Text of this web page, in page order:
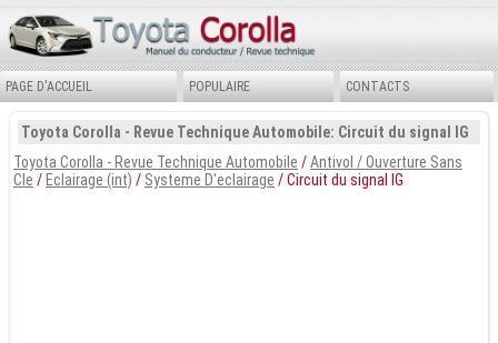
PAGE D'ACCUEIL POPULAIRE CONTACTS
Toyota Corolla - Revue Technique Automobile: Circuit du signal IG
Toyota Corolla - Revue Technique Automobile /Antivol / Ouverture Sans
Cle /Eclairage (int) / Systeme D'eclairage / Circuit du signal IG